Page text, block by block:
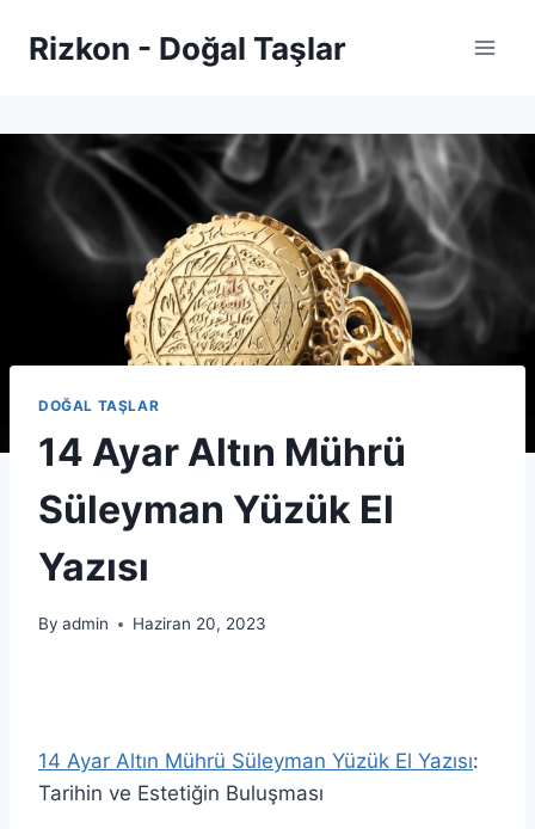
Rizkon - Doğal Taşlar
DOĞAL TAŞLAR
14 Ayar Altın Mührü
Süleyman Yüzük El
Yazısı
By admin Haziran 20, 2023
14 Ayar Altın Mührü Süleyman Yüzük El Yazısı:
Tarihin ve Estetiğin Buluşması